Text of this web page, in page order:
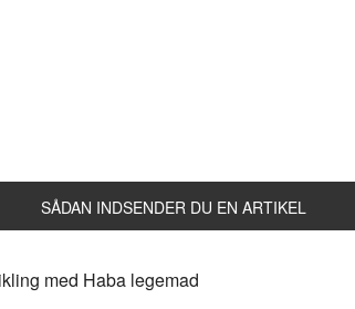
SÅDAN INDSENDER DU EN ARTIKEL
med Haba legemad